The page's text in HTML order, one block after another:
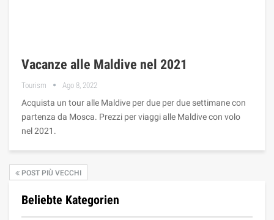
Vacanze alle Maldive nel 2021
Tourism Ago 8, 2022
Acquista un tour alle Maldive per due per due settimane con
partenza da Mosca. Prezzi per viaggi alle Maldive con volo
nel 2021.
POST PIÙ VECCHI
Beliebte Kategorien